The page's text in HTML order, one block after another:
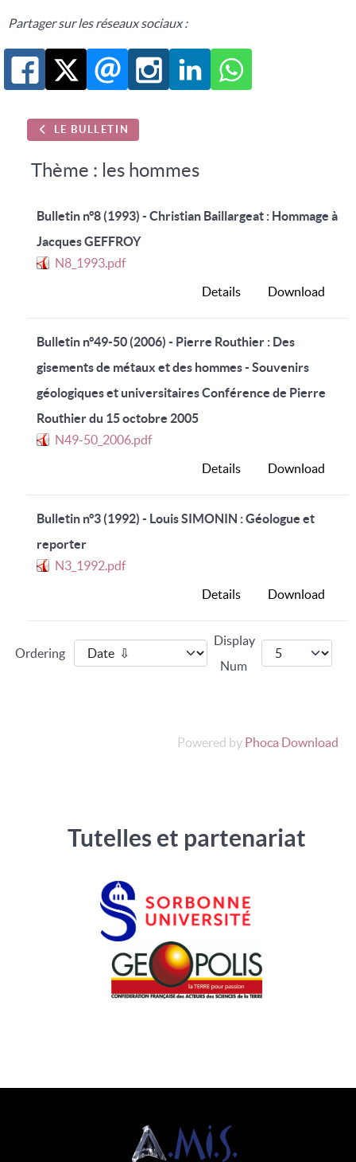
Partager sur les réseaux sociaux :
LE BULLETIN
Thème : les hommes
Bulletin n°8 (1993) - Christian Baillargeat : Hommage à
Jacques GEFFROY
N8_1993.pdf
Download
Details
Bulletin n°49-50 (2006) - Pierre Routhier : Des
gisements de métaux et des hommes - Souvenirs
géologiques et universitaires Conférence de Pierre
Routhier du 15 octobre 2005
N49-50_2006.pdf
Download
Details
Bulletin n°3 (1992) - Louis SIMONIN : Géologue et
reporter
N3_1992.pdf
Download
Details
Ordering
Display
Num
Powered by Phoca Download
Tutelles et partenariat